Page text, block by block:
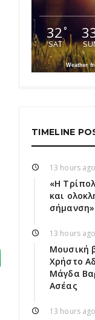
32°
SAT
Weather
TIMELINE
13 hours ago
«Η
και
σήμανση»
13 hours ago
Μουσική
Χρήστο
Μάγδα
Ασέας
13 hours ago